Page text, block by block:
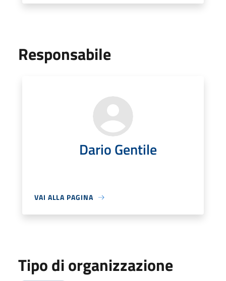
Responsabile
Dario Gentile
VAI ALLA PAGINA
Tipo di organizzazione